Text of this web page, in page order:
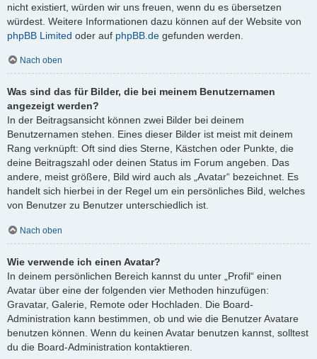
nicht existiert, würden wir uns freuen, wenn du es übersetzen
würdest. Weitere Informationen dazu können auf der Website von
phpBB Limited oder auf phpBB.de gefunden werden.
Nach oben
Was sind das für Bilder, die bei meinem Benutzernamen
angezeigt werden?
In der Beitragsansicht können zwei Bilder bei deinem
Benutzernamen stehen. Eines dieser Bilder ist meist mit deinem
Rang verknüpft: Oft sind dies Sterne, Kästchen oder Punkte, die
deine Beitragszahl oder deinen Status im Forum angeben. Das
andere, meist größere, Bild wird auch als „Avatar“ bezeichnet. Es
handelt sich hierbei in der Regel um ein persönliches Bild, welches
von Benutzer zu Benutzer unterschiedlich ist.
Nach oben
Wie verwende ich einen Avatar?
In deinem persönlichen Bereich kannst du unter „Profil“ einen
Avatar über eine der folgenden vier Methoden hinzufügen:
Gravatar, Galerie, Remote oder Hochladen. Die Board-
Administration kann bestimmen, ob und wie die Benutzer Avatare
benutzen können. Wenn du keinen Avatar benutzen kannst, solltest
du die Board-Administration kontaktieren.